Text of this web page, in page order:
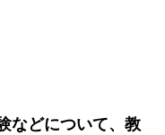
などについて、教